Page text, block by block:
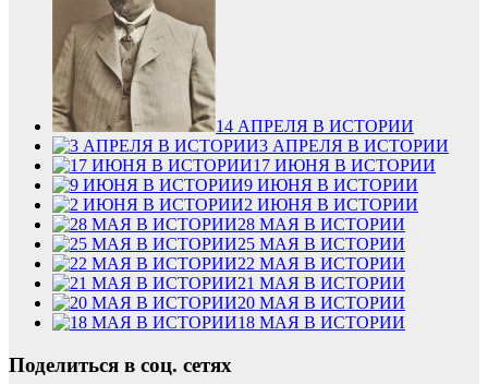
14 АПРЕЛЯ В ИСТОРИИ
3 АПРЕЛЯ В ИСТОРИИ
17 ИЮНЯ В ИСТОРИИ
9 ИЮНЯ В ИСТОРИИ
2 ИЮНЯ В ИСТОРИИ
28 МАЯ В ИСТОРИИ
25 МАЯ В ИСТОРИИ
22 МАЯ В ИСТОРИИ
21 МАЯ В ИСТОРИИ
20 МАЯ В ИСТОРИИ
18 МАЯ В ИСТОРИИ
Поделиться в соц. сетях